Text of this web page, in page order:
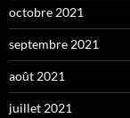
octobre 2021
septembre 2021
août 2021
juillet 2021